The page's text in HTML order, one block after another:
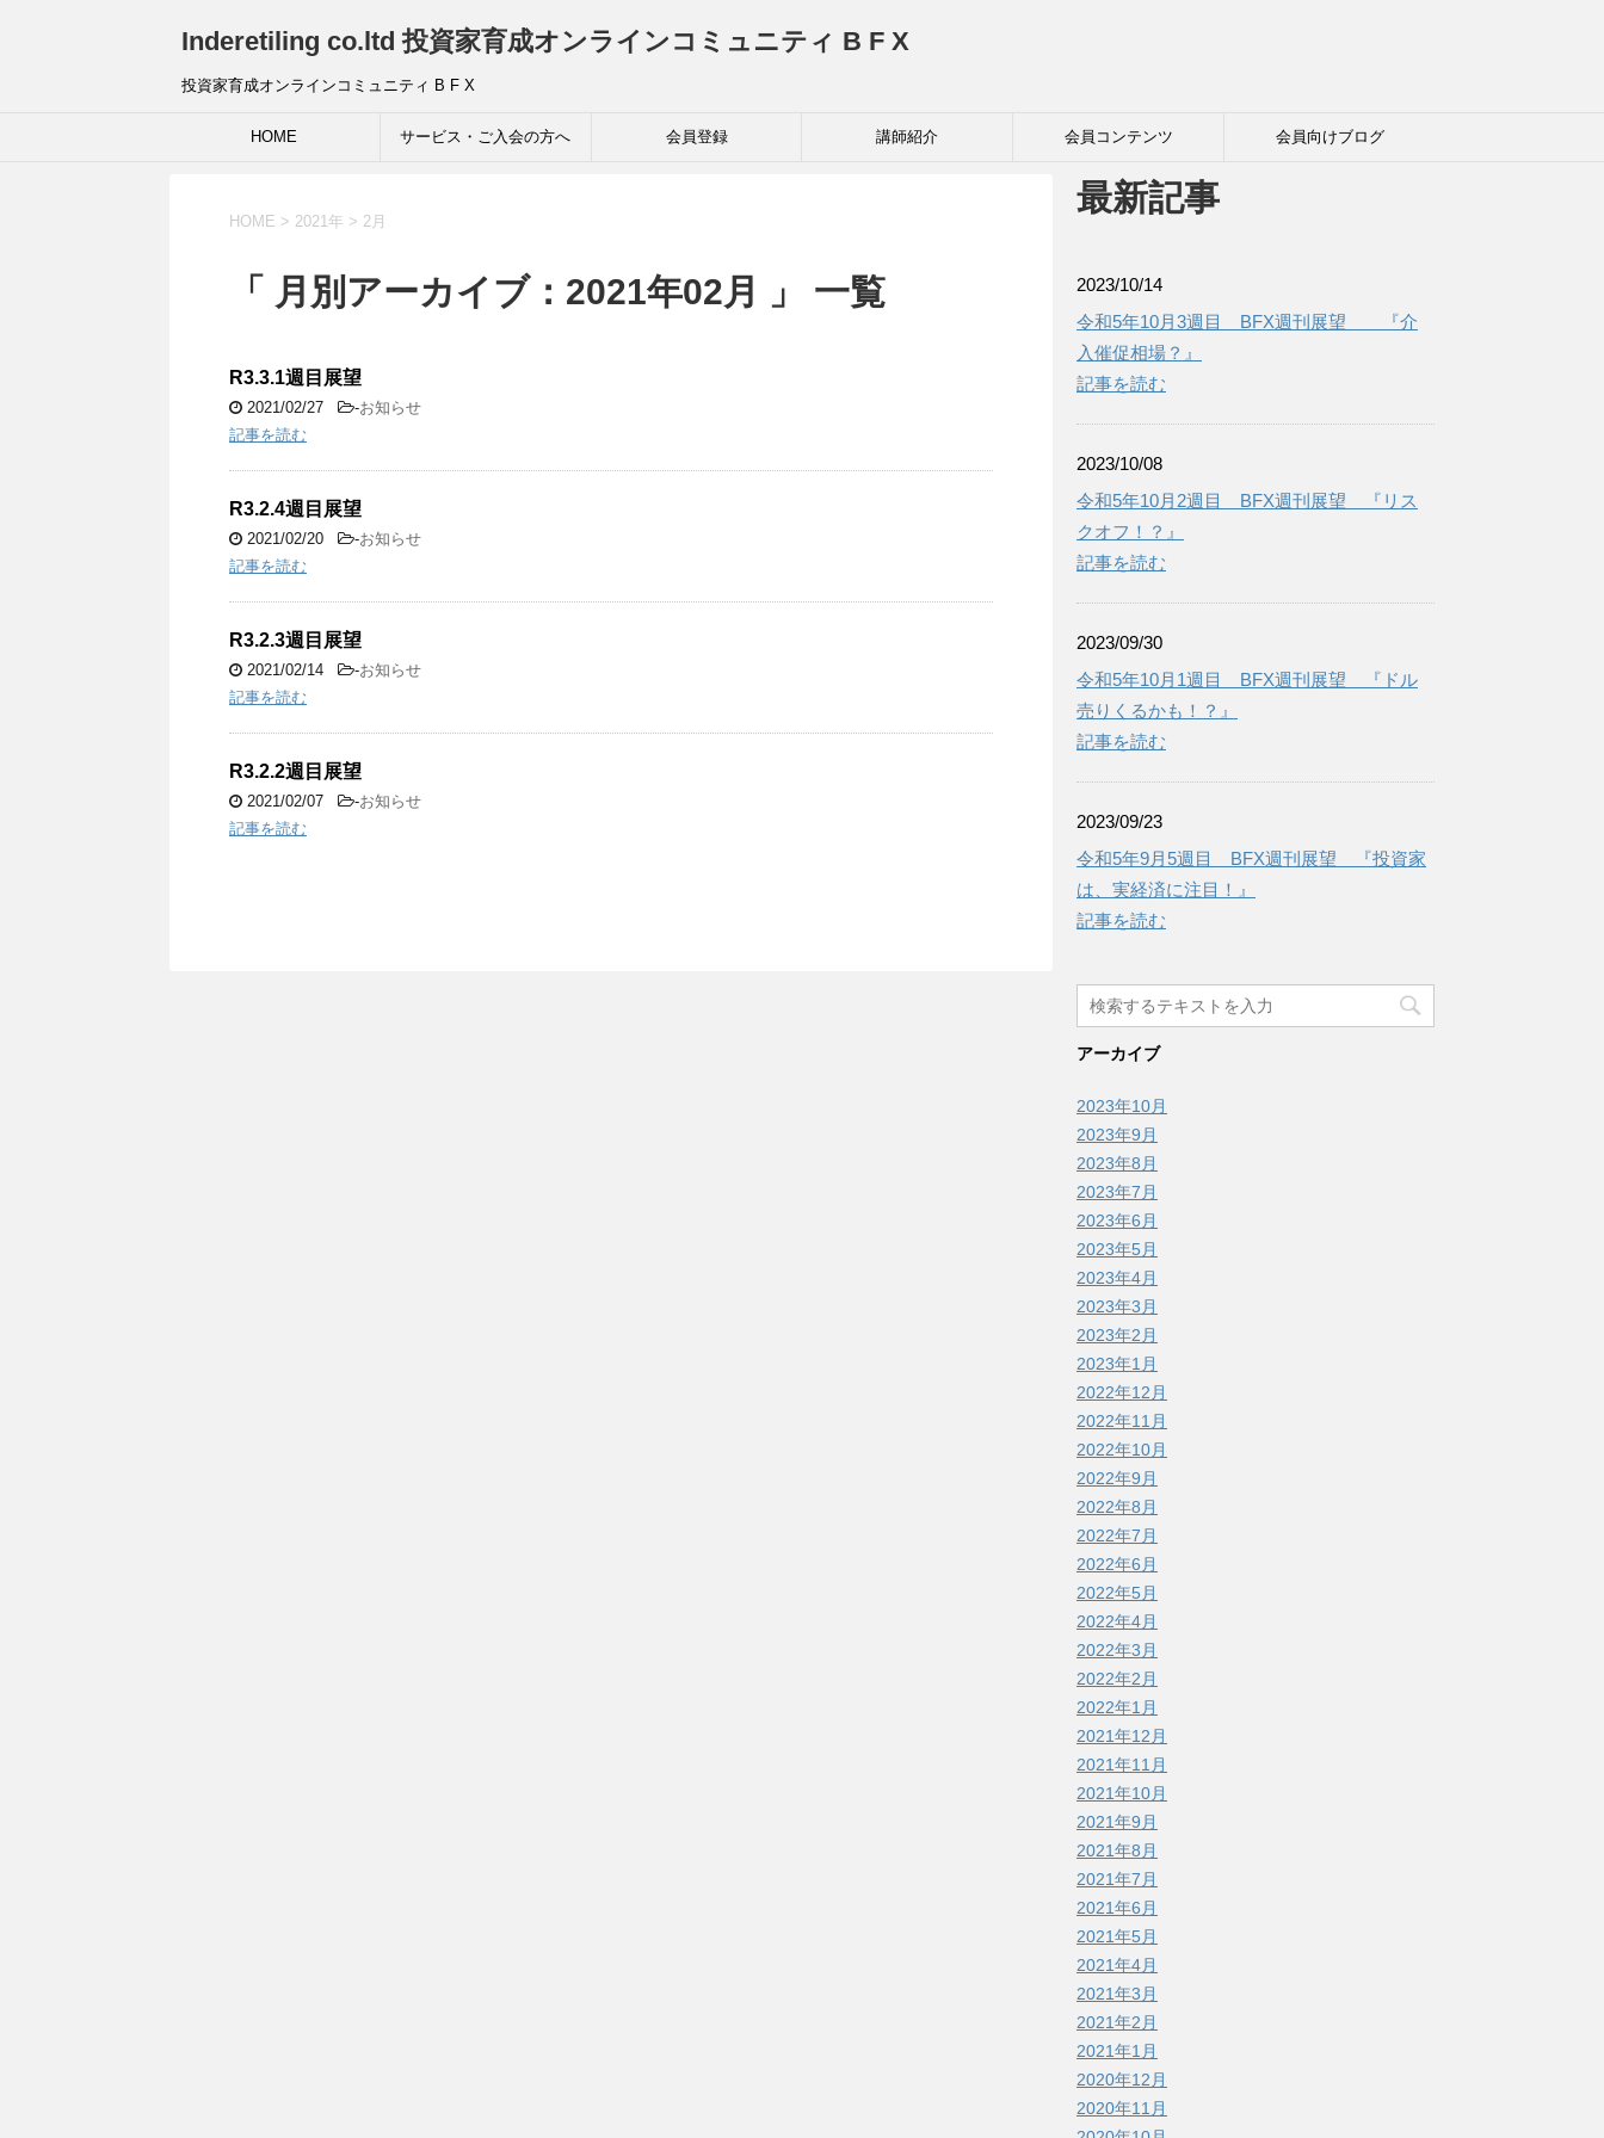
Inderetiling co.ltd 投資家育成オンラインコミュニティ B F X
投資家育成オンラインコミュニティ B F X
HOME サービス・ご入会の方へ 会員登録 講師紹介 会員コンテンツ 会員向けブログ
HOME > 2021年 > 2月
「 月別アーカイブ：2021年02月 」 一覧
R3.3.1週目展望
2021/02/27 -お知らせ
記事を読む
R3.2.4週目展望
2021/02/20 -お知らせ
記事を読む
R3.2.3週目展望
2021/02/14 -お知らせ
記事を読む
R3.2.2週目展望
2021/02/07 -お知らせ
記事を読む
最新記事
2023/10/14
令和5年10月3週目 BFX週刊展望 『介
入催促相場？』
記事を読む
2023/10/08
令和5年10月2週目 BFX週刊展望 『リス
クオフ！？』
記事を読む
2023/09/30
令和5年10月1週目 BFX週刊展望 『ドル
売りくるかも！？』
記事を読む
2023/09/23
令和5年9月5週目 BFX週刊展望 『投資家
は、実経済に注目！』
記事を読む
アーカイブ
2023年10月
2023年9月
2023年8月
2023年7月
2023年6月
2023年5月
2023年4月
2023年3月
2023年2月
2023年1月
2022年12月
2022年11月
2022年10月
2022年9月
2022年8月
2022年7月
2022年6月
2022年5月
2022年4月
2022年3月
2022年2月
2022年1月
2021年12月
2021年11月
2021年10月
2021年9月
2021年8月
2021年7月
2021年6月
2021年5月
2021年4月
2021年3月
2021年2月
2021年1月
2020年12月
2020年11月